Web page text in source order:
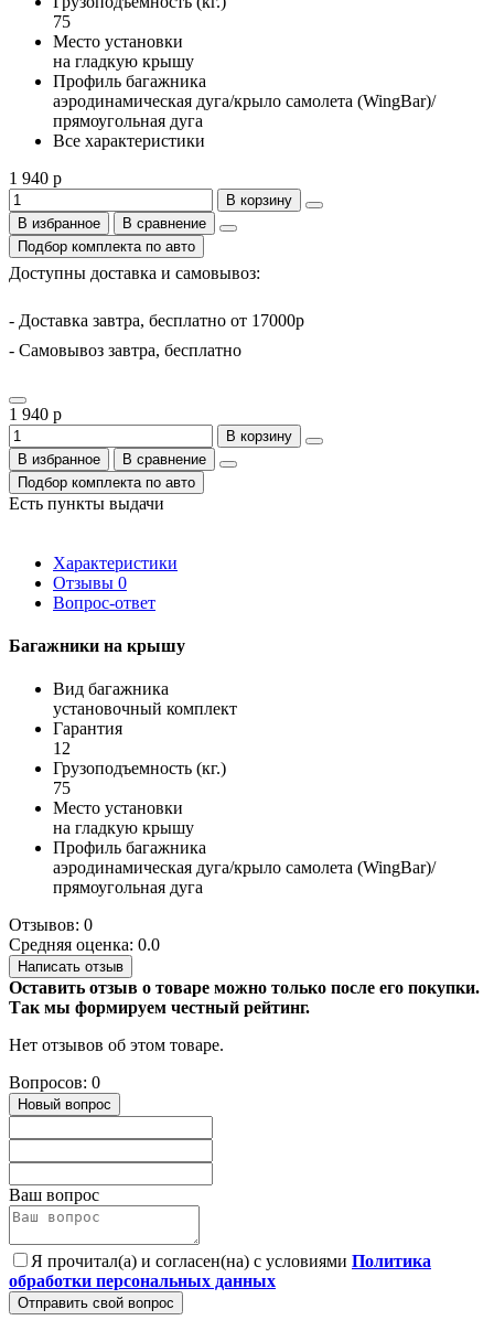
75
Место установки
на гладкую крышу
Профиль багажника
аэродинамическая дуга/крыло самолета (WingBar)/
прямоугольная дуга
Все характеристики
1 940 р
В корзину
В избранное
В сравнение
Подбор комплекта по авто
Доступны доставка и самовывоз:
- Доставка завтра, бесплатно от 17000р
- Самовывоз завтра, бесплатно
1 940 р
В корзину
В избранное
В сравнение
Подбор комплекта по авто
Есть пункты выдачи
Характеристики
Отзывы 0
Вопрос-ответ
Багажники на крышу
Вид багажника
установочный комплект
Гарантия
12
Грузоподъемность (кг.)
75
Место установки
на гладкую крышу
Профиль багажника
аэродинамическая дуга/крыло самолета (WingBar)/
прямоугольная дуга
Отзывов: 0
Средняя оценка: 0.0
Написать отзыв
Оставить отзыв о товаре можно только после его покупки.
Так мы формируем честный рейтинг.
Нет отзывов об этом товаре.
Вопросов: 0
Новый вопрос
Ваш вопрос
Я прочитал(а) и согласен(на) с условиями Политика
обработки персональных данных
Отправить свой вопрос